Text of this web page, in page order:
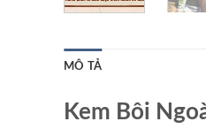
MÔ TẢ
Kem Bôi